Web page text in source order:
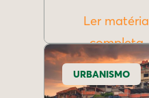
Ler matéria
completa
URBANISMO